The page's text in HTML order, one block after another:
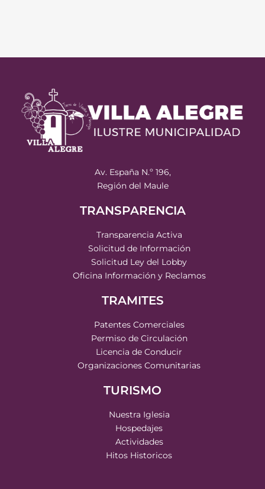
Av. España N.º 196,
Región del Maule
TRANSPARENCIA
Transparencia Activa
Solicitud de Información
Solicitud Ley del Lobby
Oficina Información y Reclamos
TRAMITES
Patentes Comerciales
Permiso de Circulación
Licencia de Conducir
Organizaciones Comunitarias
TURISMO
Nuestra Iglesia
Hospedajes
Actividades
Hitos Historicos